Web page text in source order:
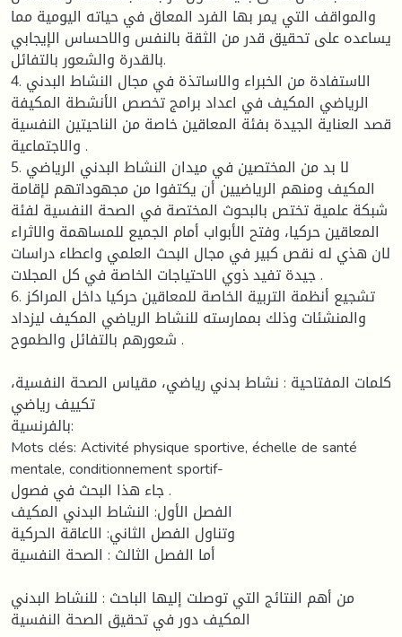
والمواقف التي يمر بها الفرد المعاق في حياته اليومية مما
يساعده على تحقيق قدر من الثقة بالنفس والاحساس الإيجابي
بالقدرة والشعور بالتفائل.
4. الاستفادة من الخبراء والاساتذة في مجال النشاط البدني
الرياضي المكيف في اعداد برامج تخصص الأنشطة المكيفة
قصد العناية الجيدة بفئة المعاقين خاصة من الناحيتين النفسية
والاجتماعية .
5. لا بد من المختصين في ميدان النشاط البدني الرياضي
المكيف ومنهم الرياضيين أن يكتفوا من مجهوداتهم لإقامة
شبكة علمية تختص بالبحوث المختصة في الصحة النفسية لفئة
المعاقين حركيا، وفتح الأبواب أمام الجميع للمساهمة والاثراء
لان هذي له نقص كبير في مجال البحث العلمي واعطاء دراسات
جيدة تفيد ذوي الاحتياجات الخاصة في كل المجلات .
6. تشجيع أنظمة التربية الخاصة للمعاقين حركيا داخل المراكز
والمنشئات وذلك بممارسته للنشاط الرياضي المكيف ليزداد
شعورهم بالتفائل والطموح .
كلمات المفتاحية : نشاط بدني رياضي، مقياس الصحة النفسية،
تكييف رياضي
بالفرنسية:
Mots clés: Activité physique sportive, échelle de santé
mentale, conditionnement sportif-
جاء هذا البحث في فصول .
الفصل الأول: النشاط البدني المكيف
وتناول الفصل الثاني: الاعاقة الحركية
أما الفصل الثالث : الصحة النفسية
من أهم النتائج التي توصلت إليها الباحث : للنشاط البدني
المكيف دور في تحقيق الصحة النفسية